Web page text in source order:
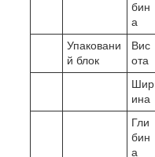
бин
а
Упаковани
й блок
Вис
ота
Шир
ина
Гли
бин
а